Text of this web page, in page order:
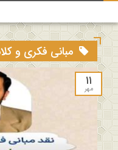
مبانی فکری و
۱۱
مهر